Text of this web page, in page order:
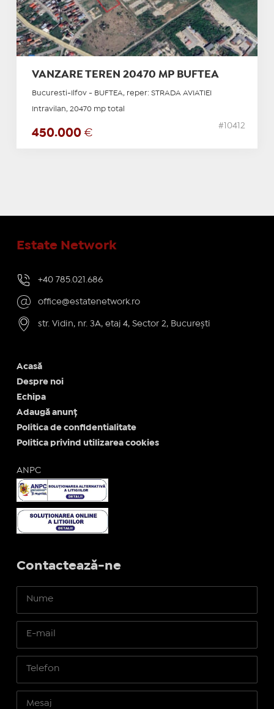
VANZARE TEREN 20470 MP BUFTEA
Bucuresti-Ilfov - BUFTEA, reper: STRADA AVIATIEI
Intravilan, 20470 mp total
450.000 €
#10412
Estate Network
+40 785.021.686
office@estatenetwork.ro
str. Vidin, nr. 3A, etaj 4, Sector 2, București
Acasă
Despre noi
Echipa
Adaugă anunț
Politica de confidentialitate
Politica privind utilizarea cookies
ANPC
Contactează-ne